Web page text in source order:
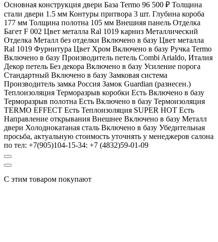
Основная конструкция двери База Termo 96 500 ₽ Толщина
стали двери 1.5 мм Контуры притвора 3 шт. Глубина короба
177 мм Толщина полотна 105 мм Внешняя панель Отделка
Багет F 002 Цвет металла Ral 1019 карниз Металлический
Отделка Металл без отделки Включено в базу Цвет металла
Ral 1019 Фурнитура Цвет Хром Включено в базу Ручка Termo
Включено в базу Производитель петель Combi Arialdo, Италия
Декор петель Без декора Включено в базу Усиление порога
Стандартный Включено в базу Замковая система
Производитель замка Россия Замок Guardian (разнесен.)
Теплоизоляция Терморазрыв коробки Есть Включено в базу
Терморазрыв полотна Есть Включено в базу Термоизоляция
TERMO EFFECT Есть Теплоизоляция SUPER HOT Есть
Направление открывания Внешнее Включено в базу Металл
двери Холоднокатаная сталь Включено в базу Убедительная
просьба, актуальную стоимость уточнять у менеджеров салона
по тел: +7(905)104-15-34: +7 (4832)59-01-09
С этим товаром покупают